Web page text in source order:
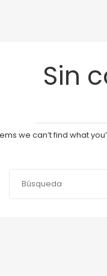
Sin
we can’t find what